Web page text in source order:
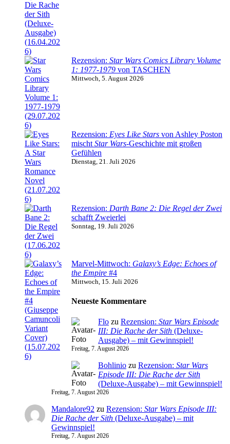
Rezension: Star Wars Comics Library Volume
1: 1977-1979 von TASCHEN
Mittwoch, 5. August 2026
Rezension: Eyes Like Stars von Ashley Poston
mischt Star Wars-Geschichte mit großen
Gefühlen
Dienstag, 21. Juli 2026
Rezension: Darth Bane 2: Die Regel der Zwei
schafft Zweierlei
Sonntag, 19. Juli 2026
Marvel-Mittwoch: Galaxy’s Edge: Echoes of
the Empire #4
Mittwoch, 15. Juli 2026
Neueste Kommentare
Flo zu Rezension: Star Wars Episode
III: Die Rache der Sith (Deluxe-
Ausgabe) – mit Gewinnspiel!
Freitag, 7. August 2026
Bohlinio zu Rezension: Star Wars
Episode III: Die Rache der Sith
(Deluxe-Ausgabe) – mit Gewinnspiel!
Freitag, 7. August 2026
Mandalore92 zu Rezension: Star Wars Episode III:
Die Rache der Sith (Deluxe-Ausgabe) – mit
Gewinnspiel!
Freitag, 7. August 2026